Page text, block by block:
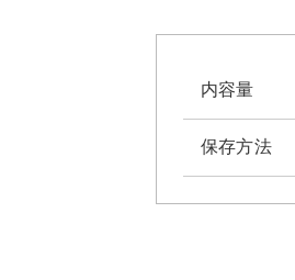
内容量
保存方法